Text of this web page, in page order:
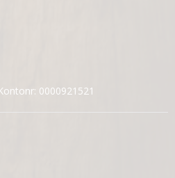
0000921521